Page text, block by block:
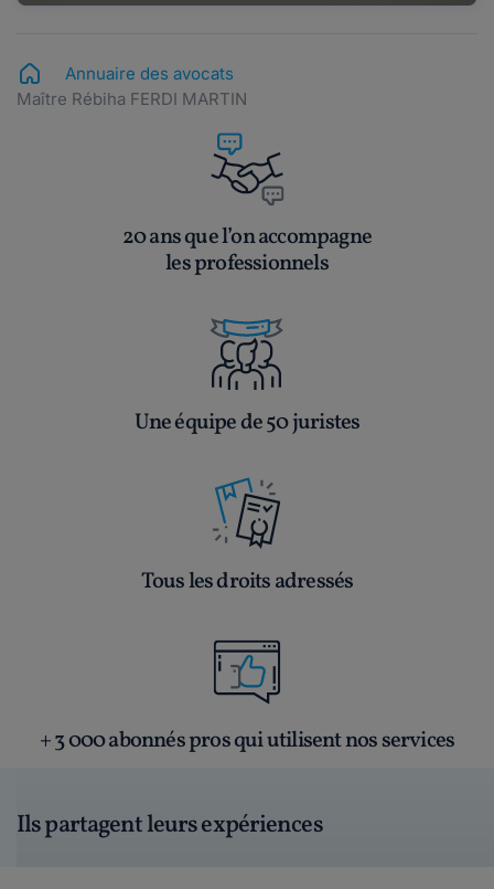
Annuaire des avocats
Maître Rébiha FERDI MARTIN
20 ans que l’on accompagne
les professionnels
Une équipe de 50 juristes
Tous les droits adressés
+ 3 000 abonnés pros qui utilisent nos services
Ils partagent leurs expériences